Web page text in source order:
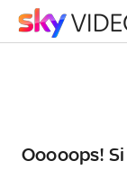
Ooooops!